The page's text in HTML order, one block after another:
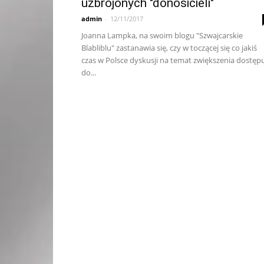
uzbrojonych "donosicieli"
admin - 12/11/2017
Joanna Lampka, na swoim blogu "Szwajcarskie
Blabliblu" zastanawia się, czy w toczącej się co jakiś
czas w Polsce dyskusji na temat zwiększenia
do...